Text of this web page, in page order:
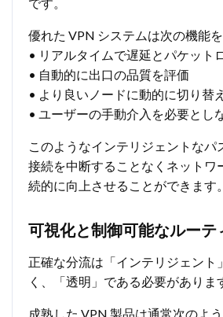
優れた VPN システムは次の機能
• リアルタイムで遅延とパケット
• 自動的に出口の品質を評価
• より良いノードに動的に切り替え
• ユーザーの手動介入を必要とし
このようなインテリジェントなパ
接続を中断することなくネットワ
続的に向上させることができます。
可視化と制御可能なルーテ
正確な分流は「インテリジェント
く、「透明」である必要がありま
成熟した VPN 製品は通常次のよ